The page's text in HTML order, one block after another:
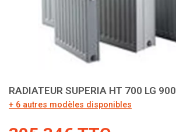
RADIATEUR SUPERIA HT 700 LG 900
+ 6 autres modèles disponibles